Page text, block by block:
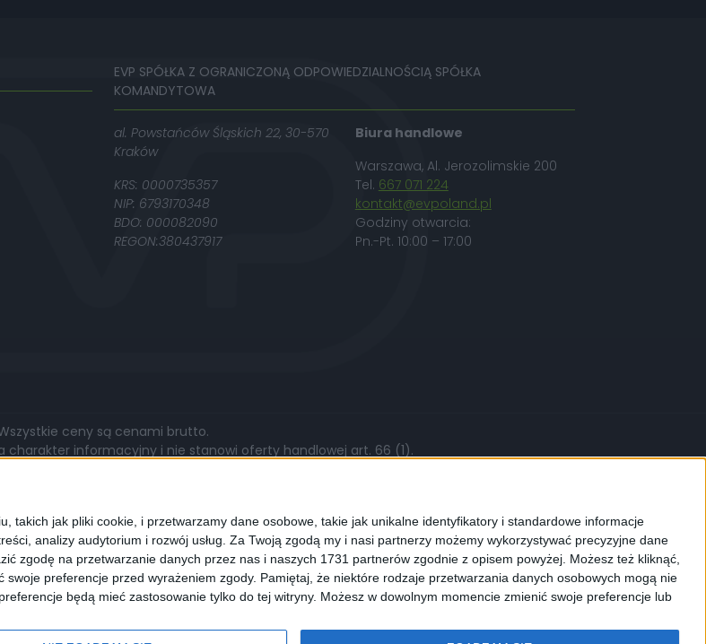
takich jak pliki cookie, i przetwarzamy dane osobowe, takie jak unikalne identyfikatory i standardowe informacje
analizy audytorium i rozwój usług. Za Twoją zgodą my i nasi partnerzy możemy wykorzystywać precyzyjne dane
zgodę na przetwarzanie danych przez nas i naszych 1731 partnerów zgodnie z opisem powyżej. Możesz też kliknąć,
preferencje przed wyrażeniem zgody. Pamiętaj, że niektóre rodzaje przetwarzania danych osobowych mogą nie
będą mieć zastosowanie tylko do tej witryny. Możesz w dowolnym momencie zmienić swoje preferencje lub
EVP SPÓŁKA Z OGRANICZONĄ ODPOWIEDZIALNOŚCIĄ SPÓŁKA
KOMANDYTOWA
al. Powstańców Śląskich 22, 30-570
Kraków
KRS: 0000735357
NIP: 6793170348
BDO: 000082090
REGON:380437917
Biura handlowe
Warszawa, Al. Jerozolimskie 200
Tel. 667 071 224
kontakt@evpoland.pl
Godziny otwarcia:
Pn.-Pt. 10:00 – 17:00
ceny są cenami brutto.
charakter informacyjny i nie stanowi oferty handlowej art. 66 (1).
zgodę na wykorzystywanie przez nas plików cookies. Używamy ich do
do obsługi stron internetowych można zmienić ustawienia dotyczące
cookies.